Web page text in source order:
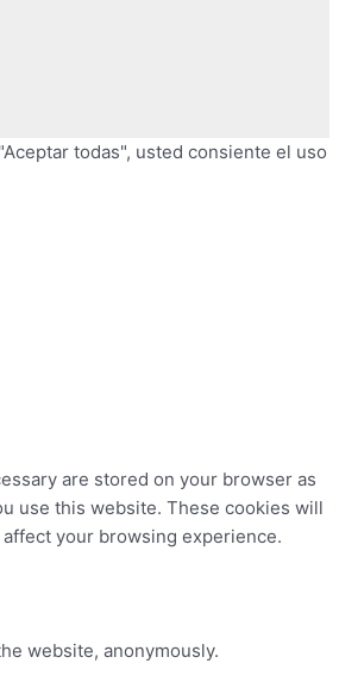
todas", usted consiente el uso
are stored on your browser as
use this website. These cookies will
your browsing experience.
website, anonymously.